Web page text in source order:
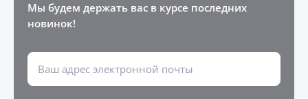
Мы будем держать вас в курсе последних
новинок!